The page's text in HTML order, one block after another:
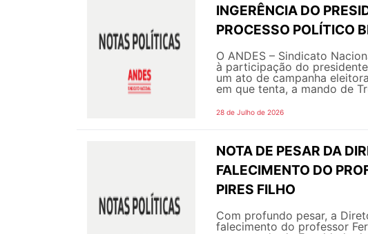
INGERÊNCIA DO
PROCESSO POLÍTICO
O ANDES – Sindicato
à participação do
um ato de campanha
em que tenta, a mando de
28 de Julho de 2026
NOTA DE PESAR DA
FALECIMENTO DO
PIRES FILHO
Com profundo pesar, a
falecimento do professor